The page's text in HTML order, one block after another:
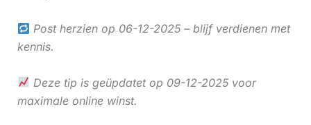
Post herzien op 06-12-2025 – blijf verdienen met
kennis.
Deze tip is geüpdatet op 09-12-2025 voor
maximale online winst.